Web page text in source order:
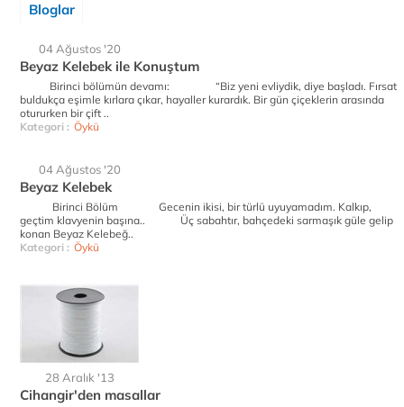
Bloglar
04 Ağustos '20
Beyaz Kelebek ile Konuştum
Birinci bölümün devamı: “Biz yeni evliydik, diye başladı. Fırsat
buldukça eşimle kırlara çıkar, hayaller kurardık. Bir gün çiçeklerin arasında
otururken bir çift ..
Kategori : Öykü
04 Ağustos '20
Beyaz Kelebek
Birinci Bölüm Gecenin ikisi, bir türlü uyuyamadım. Kalkıp,
geçtim klavyenin başına.. Üç sabahtır, bahçedeki sarmaşık güle gelip
konan Beyaz Kelebeğ..
Kategori : Öykü
28 Aralık '13
Cihangir'den masallar